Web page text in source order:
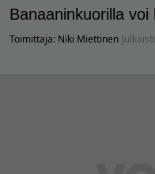
Banaaninkuorilla
Toimittaja: Niki Miettinen